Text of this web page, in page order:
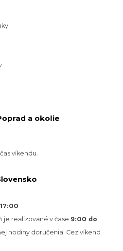
a okolie
víkendu.
je realizované v čase 9:00 do
hodiny doručenia. Cez víkend